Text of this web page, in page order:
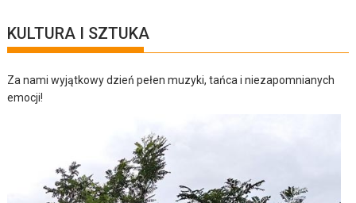
KULTURA I SZTUKA
Za nami wyjątkowy dzień pełen muzyki, tańca i niezapomnianych
emocji!